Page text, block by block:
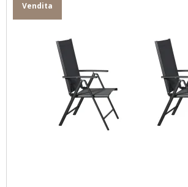
Vendita